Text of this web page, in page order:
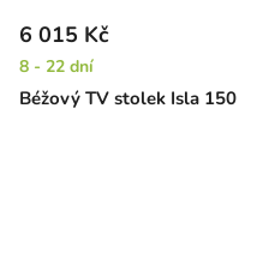
Béžový TV stolek Isla 150
6 015 Kč
8 - 22 dní